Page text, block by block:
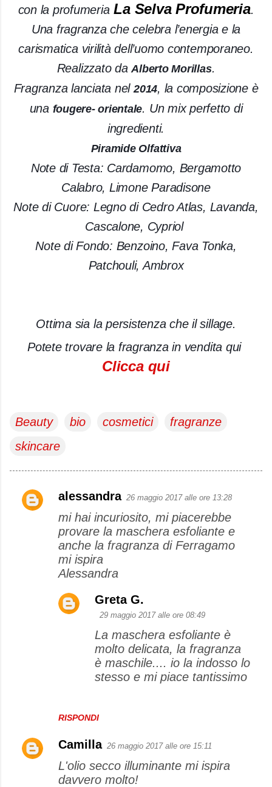
con la profumeria La Selva Profumeria.
Una fragranza checelebra l’energia e la
carismatica virilità dell’uomo contemporaneo.
Realizzato daAlberto Morillas.
Fragranza lanciata nel 2014, la composizione è
una fougere- orientale. Un mix perfetto di
ingredienti.
Piramide Olfattiva
Note di Testa: Cardamomo, Bergamotto
Calabro, Limone Paradisone
Note di Cuore: Legno di Cedro Atlas, Lavanda,
Cascalone, Cypriol
Note di Fondo: Benzoino, Fava Tonka,
Patchouli, Ambrox
Ottima sia la persistenza che il sillage.
Potete trovare la fragranza in vendita qui
Clicca qui
Beauty bio cosmetici
fragranze
skincare
C
alessandra 26 maggio 2017 alle ore 13:28
mi hai incuriosito, mi piacerebbe
provare la maschera esfoliante e
anche la fragranza di Ferragamo
mi ispira
Alessandra
RISPONDI
Greta G.
29 maggio 2017 alle ore 08:49
La maschera esfoliante è
molto delicata, la fragranza
è maschile.... io la indosso lo
stesso e mi piace tantissimo
Camilla 26 maggio 2017 alle ore 15:11
L'olio secco illuminante mi ispira
davvero molto!